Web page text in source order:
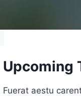
Upcoming
Fuerat aestu